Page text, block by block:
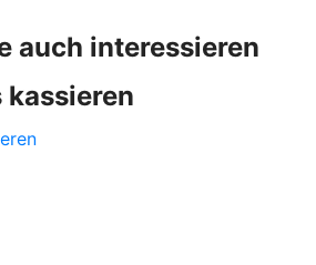
auch interessieren
kassieren